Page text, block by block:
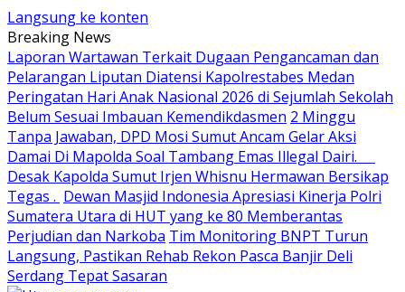
Langsung ke konten
Breaking News
Laporan Wartawan Terkait Dugaan Pengancaman dan
Pelarangan Liputan Diatensi Kapolrestabes Medan
Peringatan Hari Anak Nasional 2026 di Sejumlah Sekolah
Belum Sesuai Imbauan Kemendikdasmen 2 Minggu
Tanpa Jawaban, DPD Mosi Sumut Ancam Gelar Aksi
Damai Di Mapolda Soal Tambang Emas Illegal Dairi.
Desak Kapolda Sumut Irjen Whisnu Hermawan Bersikap
Tegas . Dewan Masjid Indonesia Apresiasi Kinerja Polri
Sumatera Utara di HUT yang ke 80 Memberantas
Perjudian dan Narkoba Tim Monitoring BNPT Turun
Langsung, Pastikan Rehab Rekon Pasca Banjir Deli
Serdang Tepat Sasaran